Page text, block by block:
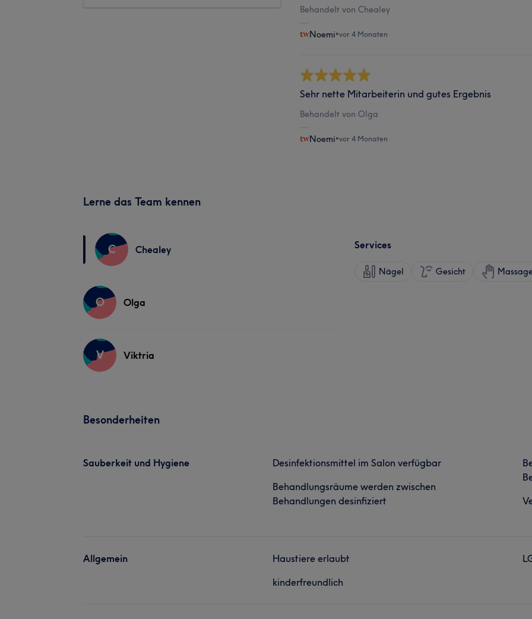
Behandelt von Chealey
Noemi•vor 4 Monaten
Sehr nette Mitarbeiterin und gutes Ergebnis
Behandelt von Olga
Noemi•vor 4 Monaten
Lerne das Team kennen
C Chealey
O Olga
V Viktria
Services
Nägel Gesicht
Besonderheiten
Sauberkeit und Hygiene
Desinfektionsmittel im Salon verfügbar
Behandlungsräume werden zwischen
Behandlungen desinfiziert
Allgemein
Haustiere erlaubt
kinderfreundlich